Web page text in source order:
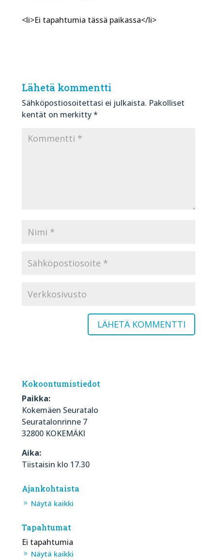
<li>Ei tapahtumia tässä paikassa</li>
Lähetä kommentti
Sähköpostiosoitettasi ei julkaista. Pakolliset
kentät on merkitty*
Kokoontumistiedot
Paikka:
Kokemäen Seuratalo
Seuratalonrinne 7
32800 KOKEMÄKI
Aika:
Tiistaisin klo 17.30
Ajankohtaista
Näytä kaikki
Tapahtumat
Ei tapahtumia
Näytä kaikki